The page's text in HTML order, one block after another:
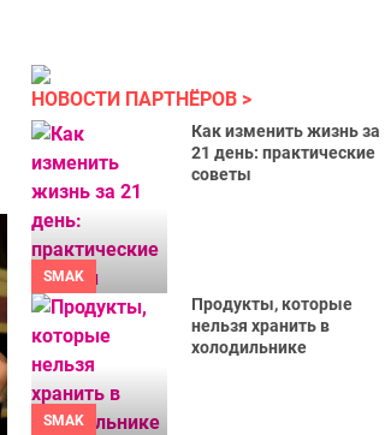
НОВОСТИ ПАРТНЁРОВ
SMAK
Как изменить жизнь за
21 день: практические
советы
SMAK
Продукты, которые
нельзя хранить в
холодильнике